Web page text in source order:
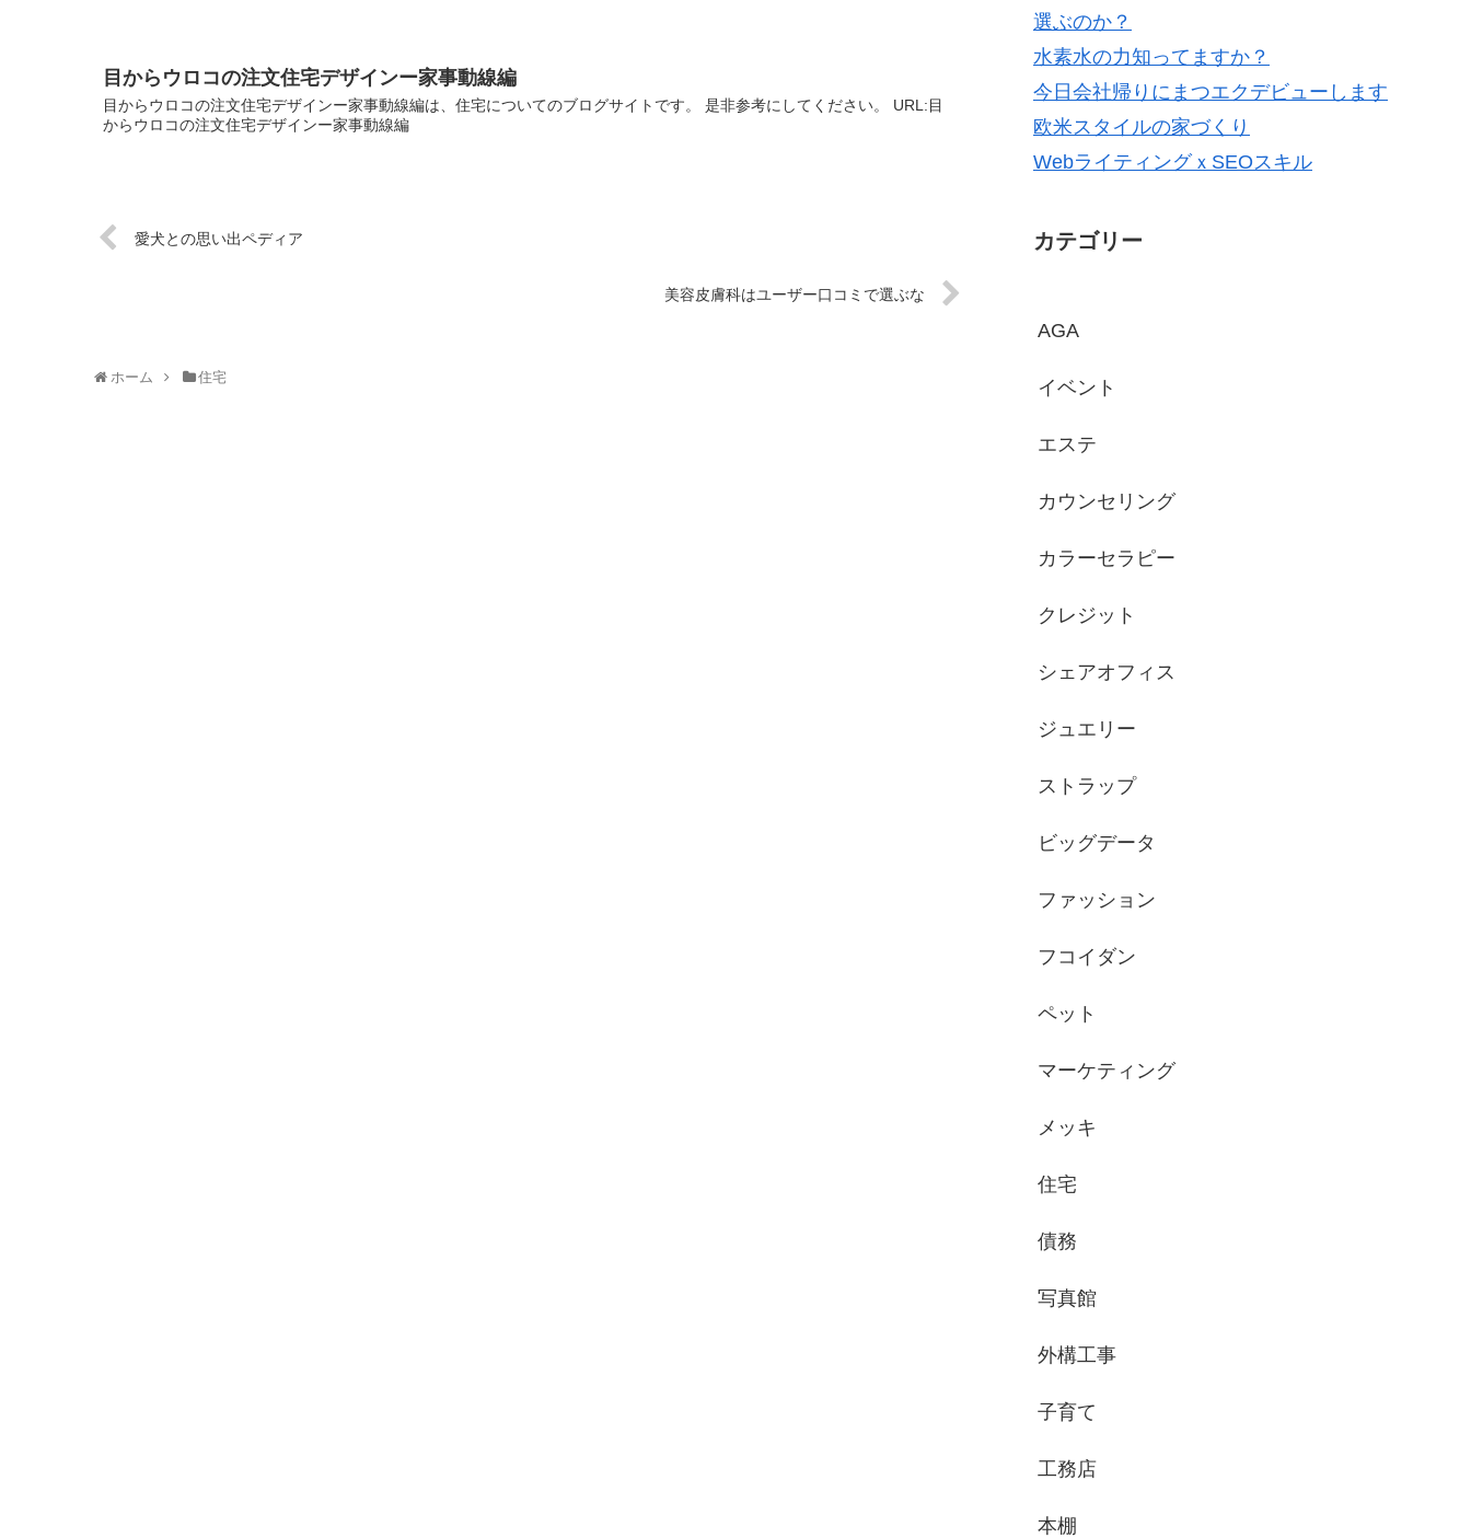
目からウロコの注文住宅デザインー家事動線編
目からウロコの注文住宅デザインー家事動線編は、住宅についてのブログサイトです。 是非参考にしてください。 URL:目
からウロコの注文住宅デザインー家事動線編
愛犬との思い出ペディア
美容皮膚科はユーザー口コミで選ぶな
ホーム 住宅
選ぶのか？
水素水の力知ってますか？
今日会社帰りにまつエクデビューします
欧米スタイルの家づくり
WebライティングｘSEOスキル
カテゴリー
AGA
イベント
エステ
カウンセリング
カラーセラピー
クレジット
シェアオフィス
ジュエリー
ストラップ
ビッグデータ
ファッション
フコイダン
ペット
マーケティング
メッキ
住宅
債務
写真館
外構工事
子育て
工務店
本棚